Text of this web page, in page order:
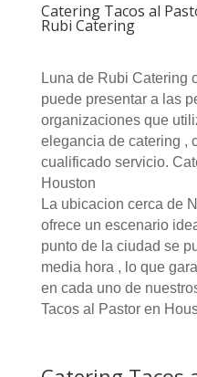
Catering Tacos al
Rubi Catering
Luna de Rubi Catering
puede presentar a las
organizaciones que
elegancia de catering ,
cualificado servicio.
Houston
La ubicacion cerca de
ofrece un escenario
punto de la ciudad se
media hora , lo que
en cada uno de
Tacos al Pastor en